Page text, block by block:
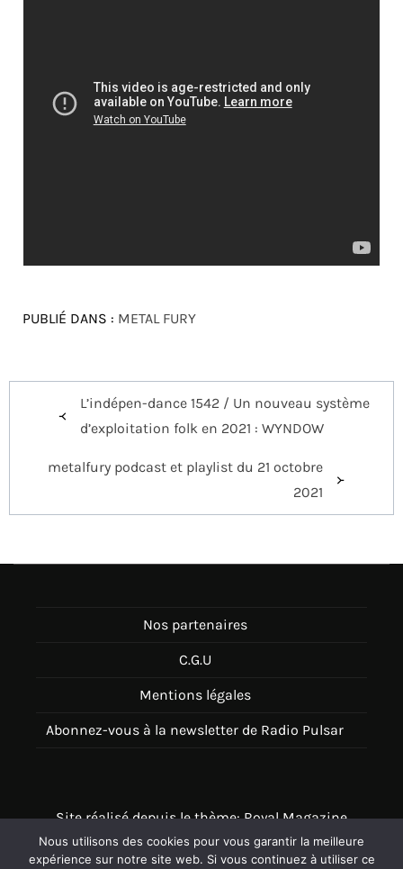
PUBLIÉ DANS : METAL FURY
NavigationL’indépen-dance 1542 / Un nouveau système
d’exploitation folk en 2021 : WYNDOW
metalfury podcast et playlist du 21 octobre
2021
Nos partenaires
C.G.U
Mentions légales
Abonnez-vous à la newsletter de Radio Pulsar
Site réalisé depuis le thème: Royal Magazine
Thème disponible sur Wordpress
Nous utilisons des cookies pour vous garantir la meilleure
expérience sur notre site web. Si vous continuez à utiliser ce